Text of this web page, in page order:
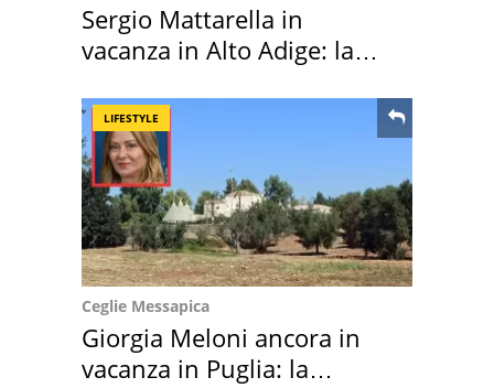
Sergio Mattarella in
vacanza in Alto Adige: la
LIFESTYLE
Ceglie Messapica
Giorgia Meloni ancora in
vacanza in Puglia: la